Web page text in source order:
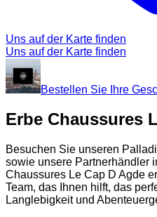
Uns auf der Karte finden
Uns auf der Karte finden
Bestellen Sie Ihre
Erbe Chaussures
Besuchen Sie unseren
sowie unsere Partnerhändler
Chaussures Le Cap D Agde
Team, das Ihnen hilft, das
Langlebigkeit und